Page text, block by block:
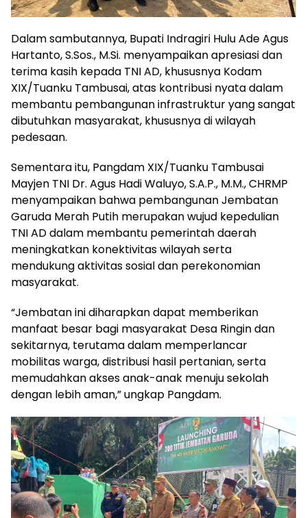
Dalam sambutannya, Bupati Indragiri Hulu Ade Agus
Hartanto, S.Sos., M.Si. menyampaikan apresiasi dan
terima kasih kepada TNI AD, khususnya Kodam
XIX/Tuanku Tambusai, atas kontribusi nyata dalam
membantu pembangunan infrastruktur yang sangat
dibutuhkan masyarakat, khususnya di wilayah
pedesaan.
Sementara itu, Pangdam XIX/Tuanku Tambusai
Mayjen TNI Dr. Agus Hadi Waluyo, S.A.P., M.M., CHRMP
menyampaikan bahwa pembangunan Jembatan
Garuda Merah Putih merupakan wujud kepedulian
TNI AD dalam membantu pemerintah daerah
meningkatkan konektivitas wilayah serta
mendukung aktivitas sosial dan perekonomian
masyarakat.
“Jembatan ini diharapkan dapat memberikan
manfaat besar bagi masyarakat Desa Ringin dan
sekitarnya, terutama dalam memperlancar
mobilitas warga, distribusi hasil pertanian, serta
memudahkan akses anak-anak menuju sekolah
dengan lebih aman,” ungkap Pangdam.